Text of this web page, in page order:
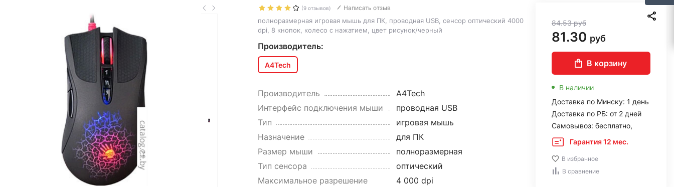
(9 отзывов) Написать отзыв
полноразмерная игровая мышь для ПК, проводная USB, сенсор оптический 4000
dpi, 8 кнопок, колесо с нажатием, цвет рисунок/черный
Производитель:
A4Tech
Производитель
A4Tech
Интерфейс подключения мыши
проводная USB
Тип
игровая мышь
Назначение
для ПК
Размер мыши
полноразмерная
Тип сенсора
оптический
Максимальное разрешение
4 000 dpi
84.53руб
81.30 руб
В корзину
В наличии
Доставка по Минску: 1 день
Доставка по РБ: от 2 дней
Самовывоз: бесплатно,
Гарантия 12 мес.
В избранное
В сравнение